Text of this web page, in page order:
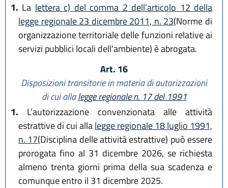
1. La lettera c) del comma 2 dell’articolo 12 della
legge regionale 23 dicembre 2011, n. 23(Norme di
organizzazione territoriale delle funzioni relative ai
servizi pubblici locali dell'ambiente) è abrogata.
Art. 16
Disposizioni transitorie in materia di autorizzazioni
di cui allalegge regionale n. 17 del 1991
1. L’autorizzazione convenzionata alle attività
estrattive di cui allalegge regionale 18 luglio 1991,
n. 17(Disciplina delle attività estrattive) può essere
prorogata fino al 31 dicembre 2026, se richiesta
almeno trenta giorni prima della sua scadenza e
comunque entro il 31 dicembre 2025.